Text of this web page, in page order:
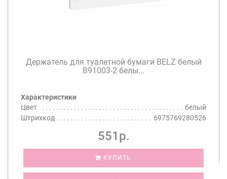
Держатель для туалетной бумаги BELZ белый
B91003-2 белы...
Характеристики
Цвет
белый
Штрихкод
6975769280526
551р.
КУПИТЬ